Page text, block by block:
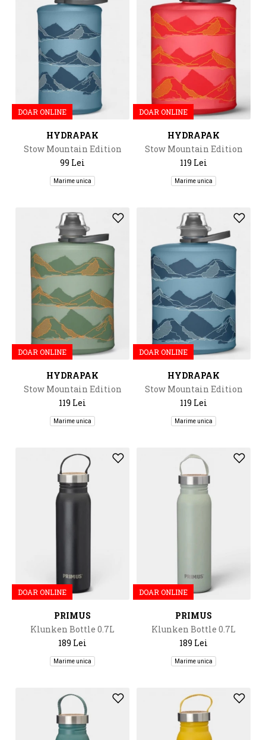
DOAR ONLINE
HYDRAPAK
Stow Mountain Edition
350Ml
99 Lei
Marime unica
DOAR ONLINE
HYDRAPAK
Stow Mountain Edition
500Ml
119 Lei
Marime unica
DOAR ONLINE
HYDRAPAK
Stow Mountain Edition
500Ml
119 Lei
Marime unica
DOAR ONLINE
HYDRAPAK
Stow Mountain Edition
500Ml
119 Lei
Marime unica
DOAR ONLINE
PRIMUS
Klunken Bottle 0.7L
189 Lei
Marime unica
DOAR ONLINE
PRIMUS
Klunken Bottle 0.7L
189 Lei
Marime unica